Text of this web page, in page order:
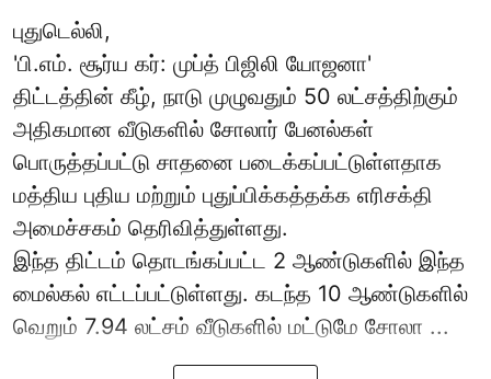
புதுடெல்லி,
'பி.எம். சூர்ய கர்: முப்த் பிஜிலி யோஜனா'
திட்டத்தின் கீழ், நாடு முழுவதும் 50 லட்சத்திற்கும்
அதிகமான வீடுகளில் சோலார் பேனல்கள்
பொருத்தப்பட்டு சாதனை படைக்கப்பட்டுள்ளதாக
மத்திய புதிய மற்றும் புதுப்பிக்கத்தக்க எரிசக்தி
அமைச்சகம் தெரிவித்துள்ளது.
இந்த திட்டம் தொடங்கப்பட்ட 2 ஆண்டுகளில் இந்த
மைல்கல் எட்டப்பட்டுள்ளது. கடந்த 10 ஆண்டுகளில்
வெறும் 7.94 லட்சம் வீடுகளில் மட்டுமே சோலா ...